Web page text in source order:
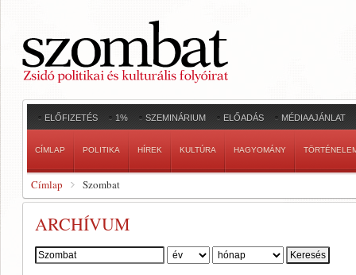
ELŐFIZETÉS 1% SZEMINÁRIUM ELŐADÁS MÉDIAAJÁNLAT
CÍMLAP POLITIKA HÍREK KULTÚRA HAGYOMÁNY
Címlap Szombat
ARCHÍVUM
Szerző: